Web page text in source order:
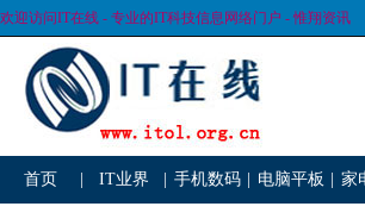
欢迎访问IT在线 - 专业的IT科技信息网络门户 - 惟翔资讯
首页 IT业界 手机数码 电脑平板 家